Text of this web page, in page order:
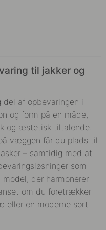
til jakker og
af opbevaringen i
og form på en måde,
og æstetisk tiltalende.
væggen får du plads til
– samtidig med at
som
der harmonerer
om du foretrækker
eller en moderne sort